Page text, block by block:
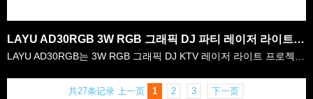
LAYU AD30RGB 3W RGB 그래픽 DJ 파티 레이저 라이트 프로젝터
共27条记录 上一页 1 2 3 下一页